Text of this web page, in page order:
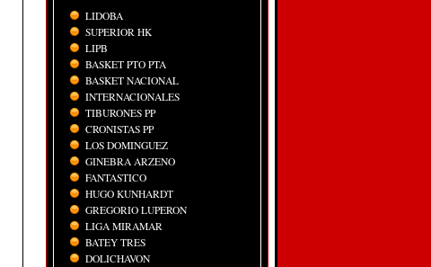
LIDOBA
SUPERIOR HK
LIPB
BASKET PTO PTA
BASKET NACIONAL
INTERNACIONALES
TIBURONES PP
CRONISTAS PP
LOS DOMINGUEZ
GINEBRA ARZENO
FANTASTICO
HUGO KUNHARDT
GREGORIO LUPERON
LIGA MIRAMAR
BATEY TRES
DOLICHAVON